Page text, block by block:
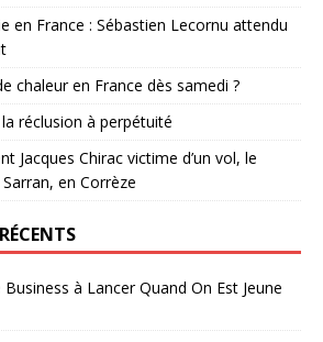
en France : Sébastien Lecornu attendu
chaleur en France dès samedi ?
réclusion à perpétuité
Jacques Chirac victime d’un vol, le
en Corrèze
à Lancer Quand On Est Jeune